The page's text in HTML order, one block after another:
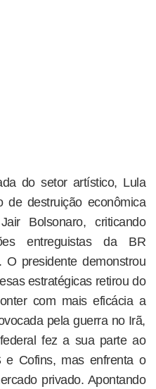
do setor artístico, Lula
destruição econômica
Bolsonaro, criticando
entreguistas da BR
O presidente demonstrou
estratégicas retirou do
com mais eficácia a
pela guerra no Irã,
fez a sua parte ao
e Cofins, mas enfrenta o
privado. Apontando